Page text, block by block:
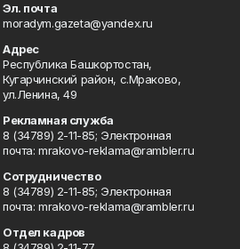
Эл. почта
moradym.gazeta@yandex.ru
Адрес
Республика Башкортостан,
Кугарчинский район, с.Мраково,
ул.Ленина, 49
Рекламная служба
8 (34789) 2-11-85; Электронная
почта: mrakovo-reklama@rambler.ru
Сотрудничество
8 (34789) 2-11-85; Электронная
почта: mrakovo-reklama@rambler.ru
Отдел кадров